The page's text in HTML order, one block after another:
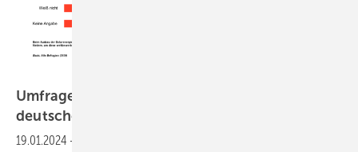
Umfrage: Zweidrittelmehrheit für Förderung
deutscher
19.01.2024 -